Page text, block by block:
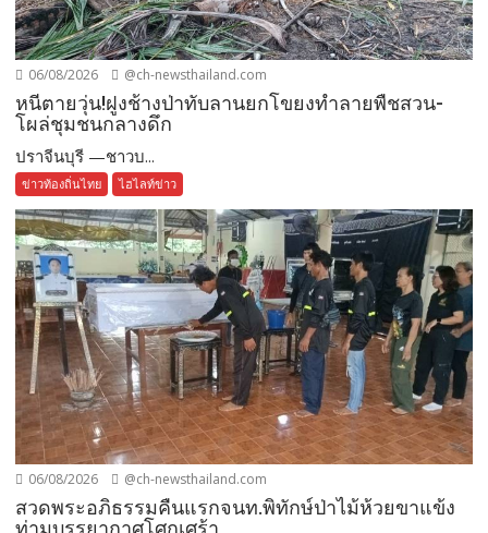
06/08/2026 @ch-newsthailand.com
หนีตายวุ่น!ฝูงช้างป่าทับลานยกโขยงทำลายพืชสวน-
โผล่ชุมชนกลางดึก
ปราจีนบุรี —ชาวบ...
ข่าวท้องถิ่นไทย ไฮไลท์ข่าว
06/08/2026 @ch-newsthailand.com
สวดพระอภิธรรมคืนแรกจนท.พิทักษ์ป่าไม้ห้วยขาแข้ง
ท่ามบรรยากาศโศกเศร้า